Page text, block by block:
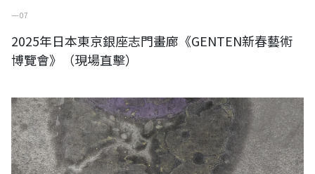
一 07
2025年日本東京銀座志門畫廊《GENTEN新春藝術
博覽會》（現場直擊）
na tapati...candra-sūryâbhā，WANG MUTI，50x40cm， Ink on paper /
《日月戢重暉》，王穆提，50x40公分，水墨紙本